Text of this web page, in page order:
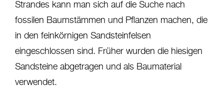
Strandes kann man sich auf die Suche nach
fossilen Baumstämmen und Pflanzen machen, die
in den feinkörnigen Sandsteinfelsen
eingeschlossen sind. Früher wurden die hiesigen
Sandsteine abgetragen und als Baumaterial
verwendet.